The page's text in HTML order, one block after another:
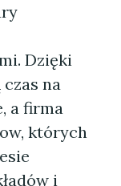
Dzięki
na
a firma
których
i